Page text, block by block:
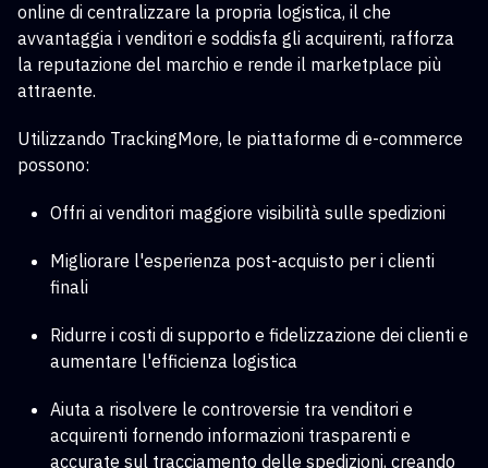
online di centralizzare la propria logistica, il che
avvantaggia i venditori e soddisfa gli acquirenti, rafforza
la reputazione del marchio e rende il marketplace più
attraente.
Utilizzando TrackingMore, le piattaforme di e-commerce
possono:
Offri ai venditori maggiore visibilità sulle spedizioni
Migliorare l'esperienza post-acquisto per i clienti
finali
Ridurre i costi di supporto e fidelizzazione dei clienti e
aumentare l'efficienza logistica
Aiuta a risolvere le controversie tra venditori e
acquirenti fornendo informazioni trasparenti e
accurate sul tracciamento delle spedizioni, creando